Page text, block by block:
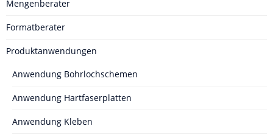
Mengenberater
Formatberater
Produktanwendungen
Anwendung Bohrlochschemen
Anwendung Hartfaserplatten
Anwendung Kleben